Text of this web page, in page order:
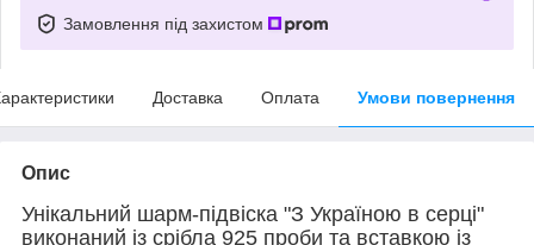
Замовлення під захистом
Доставка Оплата Умови повернення
Опис
Унікальний шарм-підвіска "З Україною в серці"
виконаний із срібла 925 проби та вставкою із